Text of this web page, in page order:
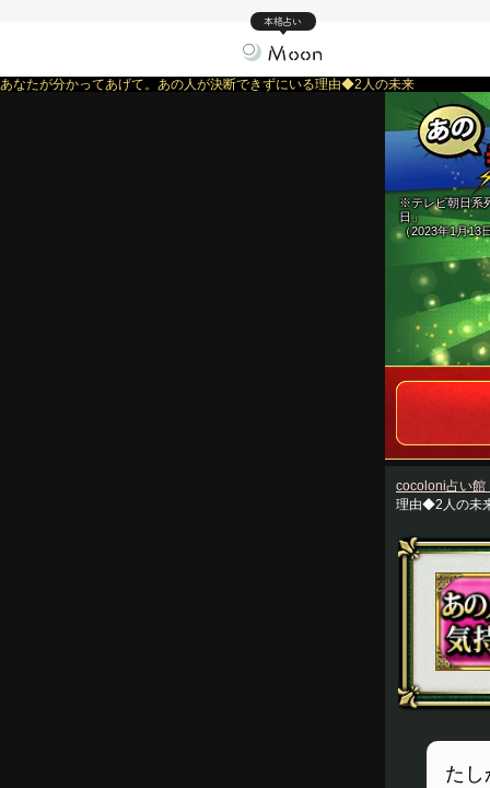
本格占い
あなたが分かってあげて。あの人が決断できずにいる理由◆2人の未来
※テレビ朝日系
日」
（2023年1月13
cocoloni占い館
理由◆2人の未
たし